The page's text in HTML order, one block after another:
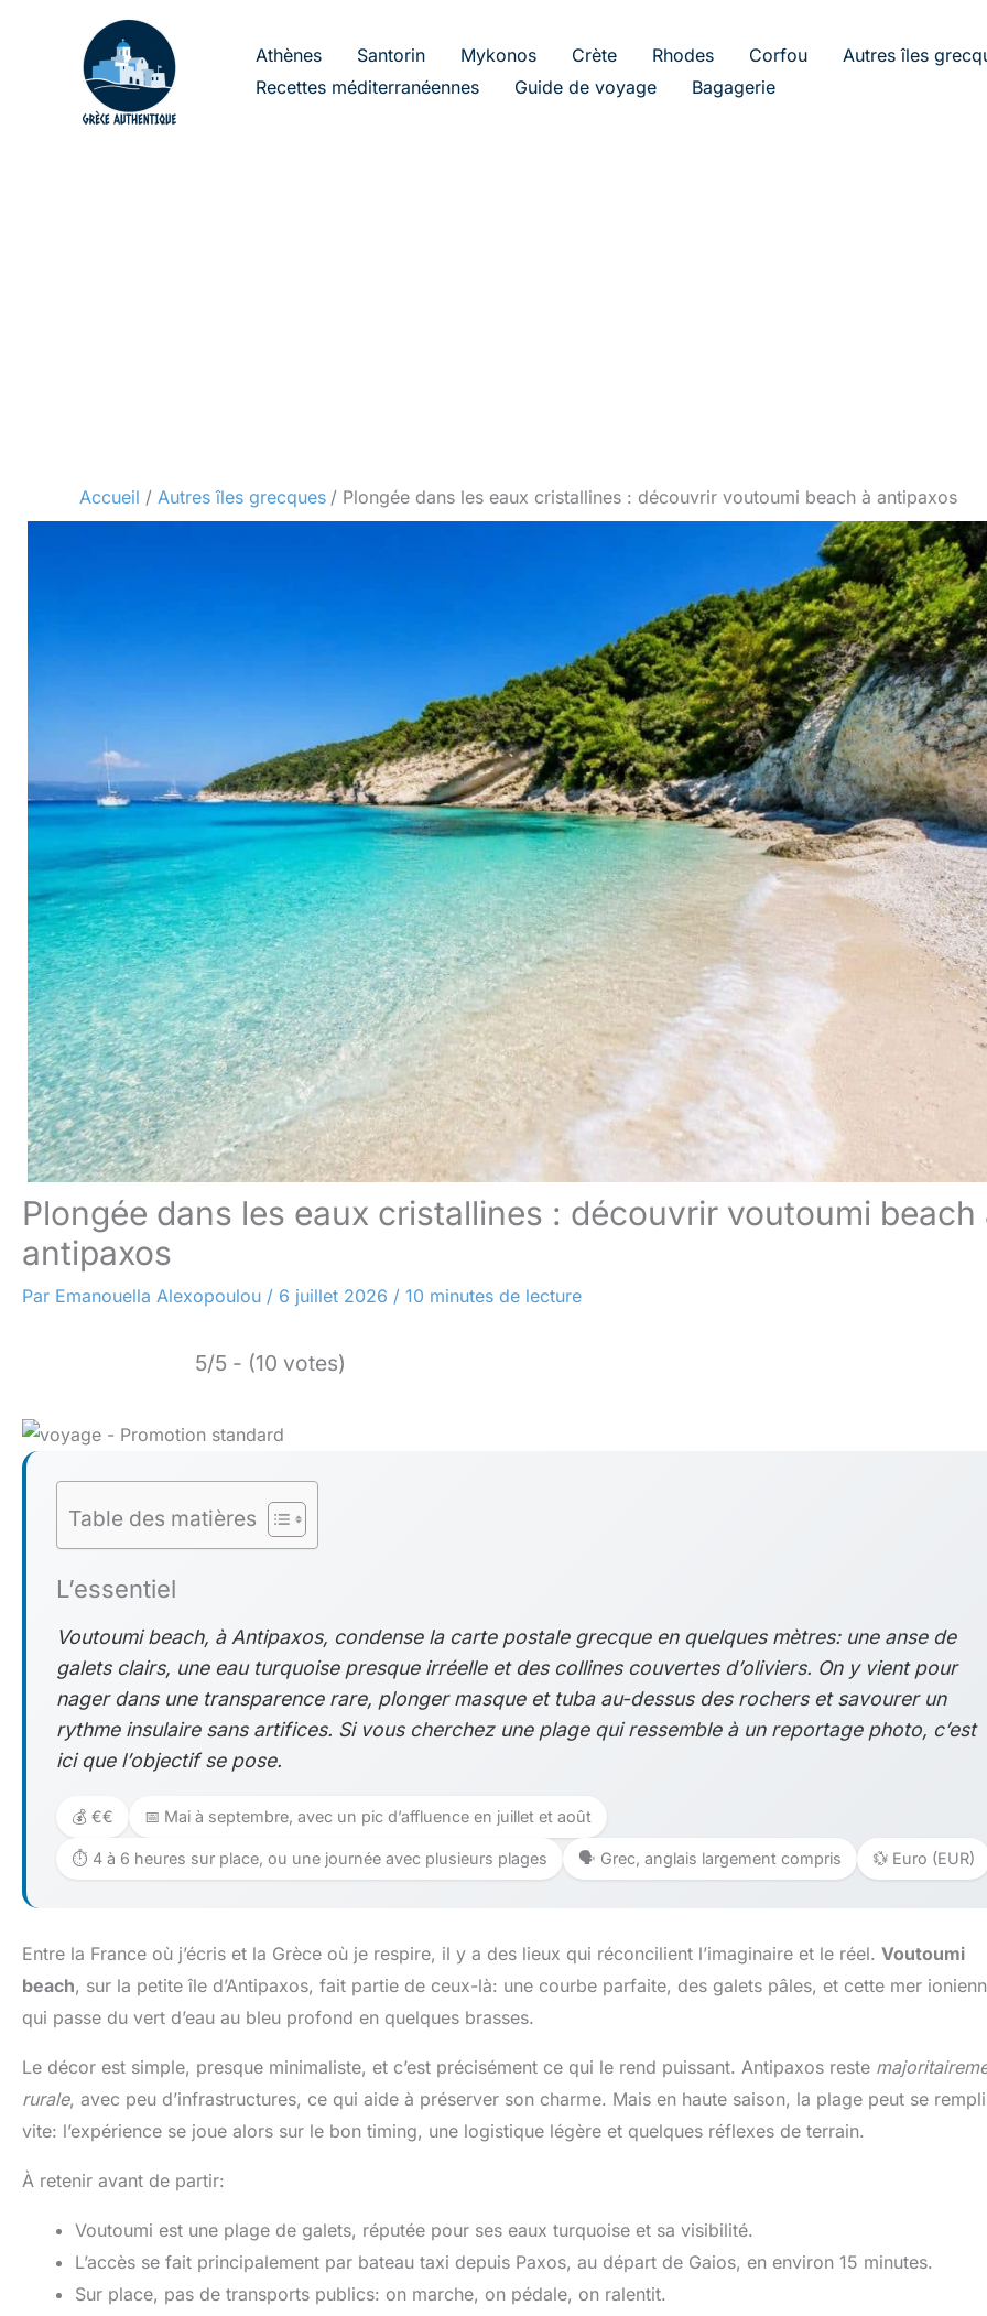
Athènes Santorin Mykonos Crète Rhodes Corfou
Autres îles
Recettes méditerranéennes
Guide de voyage Bagagerie
Accueil Autres îles grecques Plongée dans les eaux cristallines : découvrir voutoumi beach à antipaxos
Plongée dans les eaux cristallines : découvrir voutoumi beach
antipaxos
Par Emanouella Alexopoulou / 6 juillet 2026 / 10 minutes de lecture
5/5 - (10 votes)
Table des matières
L’essentiel
Voutoumi beach, à Antipaxos, condense la carte postale grecque en quelques mètres: une anse de
galets clairs, une eau turquoise presque irréelle et des collines couvertes d’oliviers. On y vient pour
nager dans une transparence rare, plonger masque et tuba au-dessus des rochers et savourer un
rythme insulaire sans artifices. Si vous cherchez une plage qui ressemble à un reportage photo, c’est
ici que l’objectif se pose.
💰 €€ 📅 Mai à septembre, avec un pic d’affluence en juillet et août
⏱️ 4 à 6 heures sur place, ou une journée avec plusieurs plages 🗣️ Grec, anglais largement compris 💱 Euro (EUR)
Entre la France où j’écris et la Grèce où je respire, il y a des lieux qui réconcilient l’imaginaire et le réel. Voutoumi
beach, sur la petite île d’Antipaxos, fait partie de ceux-là: une courbe parfaite, des galets pâles, et cette mer
qui passe du vert d’eau au bleu profond en quelques brasses.
Le décor est simple, presque minimaliste, et c’est précisément ce qui le rend puissant. Antipaxos reste
rurale, avec peu d’infrastructures, ce qui aide à préserver son charme. Mais en haute saison, la plage peut se
vite: l’expérience se joue alors sur le bon timing, une logistique légère et quelques réflexes de terrain.
À retenir avant de partir:
Voutoumi est une plage de galets, réputée pour ses eaux turquoise et sa visibilité.
L’accès se fait principalement par bateau taxi depuis Paxos, au départ de Gaios, en environ 15 minutes.
Sur place, pas de transports publics: on marche, on pédale, on ralentit.